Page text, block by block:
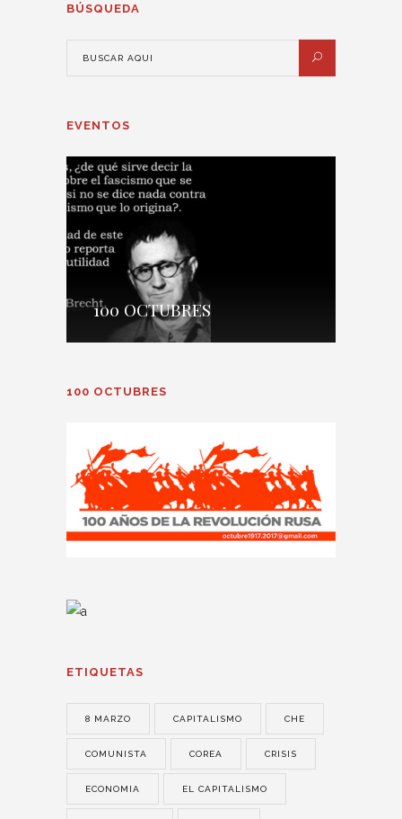
BÚSQUEDA
EVENTOS
100 OCTUBRES
100 OCTUBRES
ETIQUETAS
8 MARZO CAPITALISMO CHE
COMUNISTA COREA CRISIS
ECONOMIA EL CAPITALISMO